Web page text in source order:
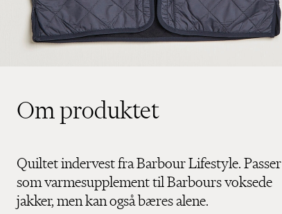
Om produktet
Quiltet indervest fra Barbour Lifestyle. Passer
som varmesupplement til Barbours voksede
jakker, men kan også bæres alene.